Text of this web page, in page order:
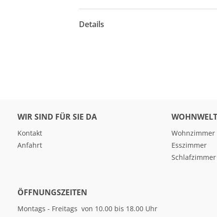
Details
WIR SIND FÜR SIE DA
Kontakt
Anfahrt
Wohnzimmer
Esszimmer
Schlafzimmer
ÖFFNUNGSZEITEN
Montags - Freitags von 10.00 bis 18.00 Uhr